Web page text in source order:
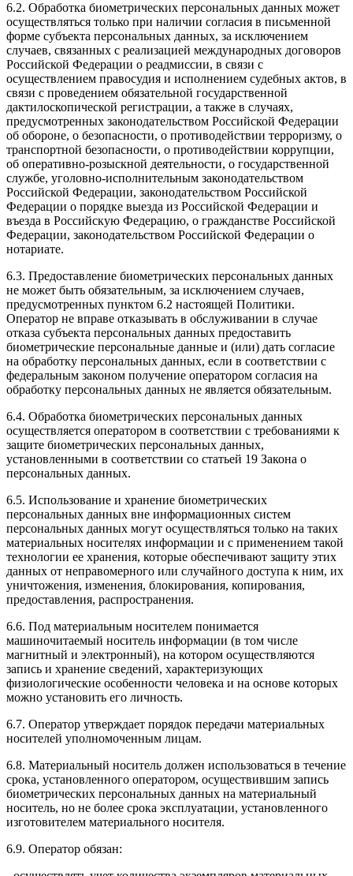
6.2. Обработка биометрических персональных данных может
осуществляться только при наличии согласия в письменной
форме субъекта персональных данных, за исключением
случаев, связанных с реализацией международных договоров
Российской Федерации о реадмиссии, в связи с
осуществлением правосудия и исполнением судебных актов, в
связи с проведением обязательной государственной
дактилоскопической регистрации, а также в случаях,
предусмотренных законодательством Российской Федерации
об обороне, о безопасности, о противодействии терроризму, о
транспортной безопасности, о противодействии коррупции,
об оперативно-розыскной деятельности, о государственной
службе, уголовно-исполнительным законодательством
Российской Федерации, законодательством Российской
Федерации о порядке выезда из Российской Федерации и
въезда в Российскую Федерацию, о гражданстве Российской
Федерации, законодательством Российской Федерации о
нотариате.
6.3. Предоставление биометрических персональных данных
не может быть обязательным, за исключением случаев,
предусмотренных пунктом 6.2 настоящей Политики.
Оператор не вправе отказывать в обслуживании в случае
отказа субъекта персональных данных предоставить
биометрические персональные данные и (или) дать согласие
на обработку персональных данных, если в соответствии с
федеральным законом получение оператором согласия на
обработку персональных данных не является обязательным.
6.4. Обработка биометрических персональных данных
осуществляется оператором в соответствии с требованиями к
защите биометрических персональных данных,
установленными в соответствии со статьей 19 Закона о
персональных данных.
6.5. Использование и хранение биометрических
персональных данных вне информационных систем
персональных данных могут осуществляться только на таких
материальных носителях информации и с применением такой
технологии ее хранения, которые обеспечивают защиту этих
данных от неправомерного или случайного доступа к ним, их
уничтожения, изменения, блокирования, копирования,
предоставления, распространения.
6.6. Под материальным носителем понимается
машиночитаемый носитель информации (в том числе
магнитный и электронный), на котором осуществляются
запись и хранение сведений, характеризующих
физиологические особенности человека и на основе которых
можно установить его личность.
6.7. Оператор утверждает порядок передачи материальных
носителей уполномоченным лицам.
6.8. Материальный носитель должен использоваться в течение
срока, установленного оператором, осуществившим запись
биометрических персональных данных на материальный
носитель, но не более срока эксплуатации, установленного
изготовителем материального носителя.
6.9. Оператор обязан: